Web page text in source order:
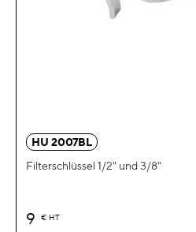
HU 2007BL
Filterschlüssel 1/2" und 3/8"
9 € HT